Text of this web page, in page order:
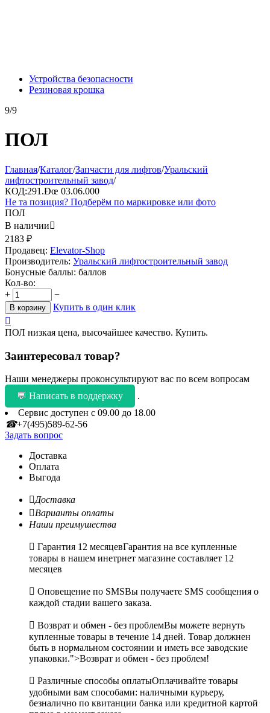
Устройства безопасности
Резиновая крошка
9/9
ПОЛ
Главная/Каталог/Запчасти для лифтов/Уральский
лифтостроительный завод/
КОД:291.Ðœ 03.06.000
Не та позиция? Подберём по маркировке или фото
ПОЛ
В наличии
2183 ₽
Продавец: Elevator-Shop
Производитель: Уральский лифтостроительный завод
Бонусные баллы: баллов
Кол-во:
+
−
В корзину
Купить в один клик

ПОЛ низкая цена, высочайшее качество. Купить.
Заинтересовал товар?
Наши менеджеры проконсультируют вас по всем вопросам
💬 Написать в поддержку
.
Сервис доступен с 09.00 до 18.00
☎+7(495)589-62-56
Задать вопрос
Доставка
Оплата
Выгода
Доставка
Варианты оплаты
Наши преимушества
 Гарантия 12 месяцевГарантия на все купленные
товары в нашем инетрнет магазине составляет 12
месяцев
 Оповещение по SMSВы получаете SMS сообщения о
каждой стадии вашего заказа.
 Возврат и обмен - без проблемВы можете вернуть
купленные товары в течение 14 дней. Товар должнен
быть в нормальном состоянии и иметь все заводские
упаковки.">Возврат и обмен - без проблем!
 Различные способы оплатыОплачивайте товары
удобными вам способами: наличными курьеру,
безналично по квитанции банка или кредитной картой